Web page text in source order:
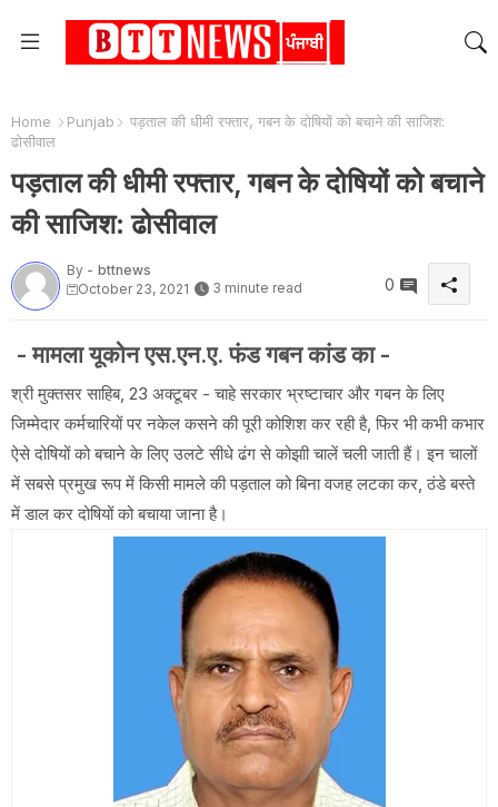
Home Punjab
पड़ताल की धीमी रफ्तार, गबन के दोषियों को बचाने की साजिश:
ढोसीवाल
पड़ताल की धीमी रफ्तार, गबन के दोषियों को बचाने
की साजिश: ढोसीवाल
By - bttnews
October 23, 2021
3 minute read 0
- मामला यूकोन एस.एन.ए. फंड गबन कांड का -
श्री मुक्तसर साहिब, 23 अक्टूबर - चाहे सरकार भ्रष्टाचार और गबन के लिए
जिम्मेदार कर्मचारियों पर नकेल कसने की पूरी कोशिश कर रही है, फिर भी कभी कभार
ऐसे दोषियों को बचाने के लिए उलटे सीधे ढंग से कोझाी चालें चली जाती हैं। इन चालों
में सबसे प्रमुख रूप में किसी मामले की पड़ताल को बिना वजह लटका कर, ठंडे बस्ते
में डाल कर दोषियों को बचाया जाना है।